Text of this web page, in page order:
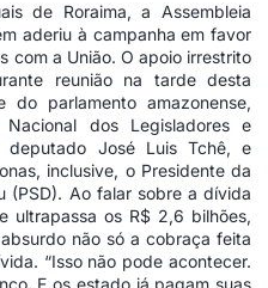
de Roraima, a Assembleia
aderiu à campanha em favor
com a União. O apoio irrestrito
reunião na tarde desta
parlamento amazonense,
dos Legisladores e
deputado José Luis Tchê, e
inclusive, o Presidente da
(PSD). Ao falar sobre a dívida
ultrapassa os R$ 2,6 bilhões,
não só a cobraça feita
“Isso não pode acontecer.